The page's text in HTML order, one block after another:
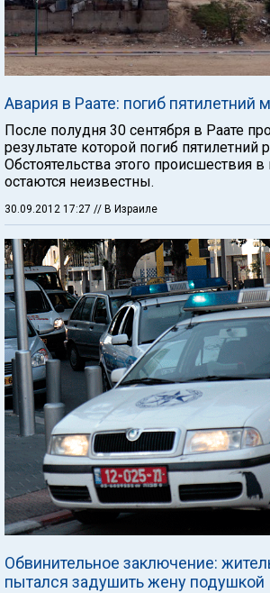
Авария в Раате: погиб пятилетний
После полудня 30 сентября в Раате
результате которой погиб пятилетний
Обстоятельства этого происшествия
остаются неизвестны.
30.09.2012 17:27 // В Израиле
Обвинительное заключение:
пытался задушить жену подушкой